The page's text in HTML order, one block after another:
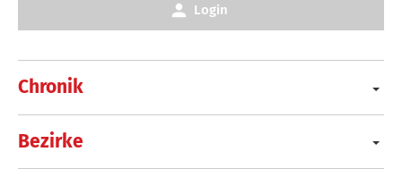
Chronik
Bezirke
Login